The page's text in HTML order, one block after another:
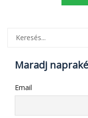
Maradj
Email